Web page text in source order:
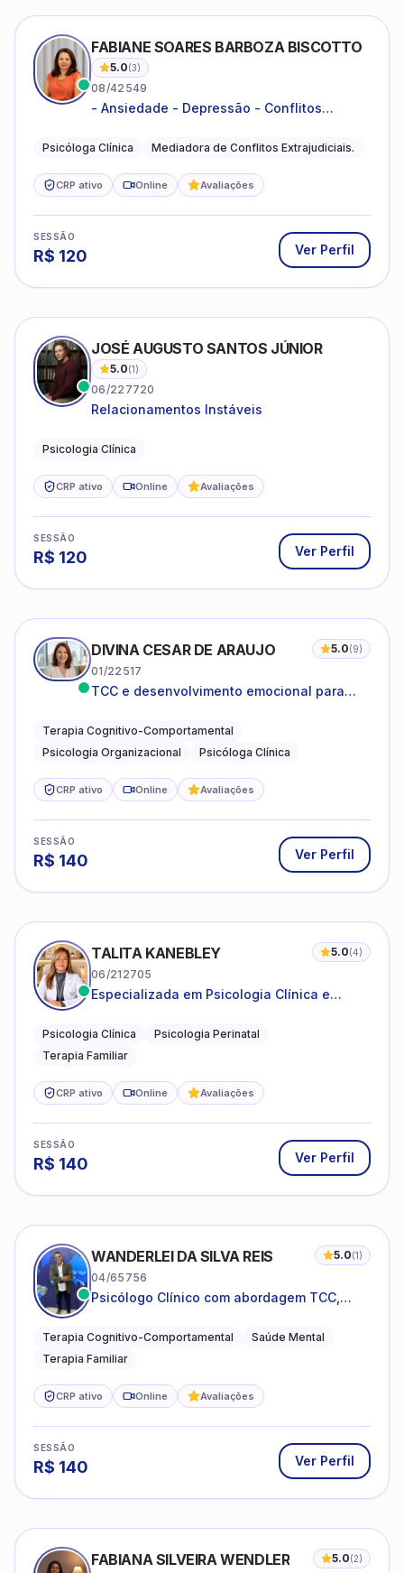
FABIANE SOARES BARBOZA BISCOTTO
5.0(3)
08/42549
- Ansiedade - Depressão - Conflitos
relacionamentos - Autoestima -
Psicóloga Clínica Mediadora de Conflitos Extrajudiciais.
CRP ativo Online Avaliações
SESSÃO
R$ 120 Ver Perfil
JOSÉ AUGUSTO SANTOS JÚNIOR
5.0(1)
06/227720
Relacionamentos Instáveis
Psicologia Clínica
CRP ativo Online Avaliações
SESSÃO
R$ 120 Ver Perfil
DIVINA CESAR DE ARAUJO 5.0(9)
01/22517
TCC e desenvolvimento emocional para
Terapia Cognitivo-Comportamental
Psicologia Organizacional
Psicóloga Clínica
CRP ativo Online Avaliações
SESSÃO
R$ 140 Ver Perfil
TALITA KANEBLEY 5.0(4)
06/212705
Especializada em Psicologia Clínica e
famílias
Psicologia Clínica
Psicologia Perinatal
Terapia Familiar
CRP ativo Online Avaliações
SESSÃO
R$ 140 Ver Perfil
WANDERLEI DA SILVA REIS 5.0(1)
04/65756
Psicólogo Clínico com abordagem TCC,
sistêmica
Terapia Cognitivo-Comportamental
Saúde Mental
Terapia Familiar
CRP ativo Online Avaliações
SESSÃO
R$ 140 Ver Perfil
FABIANA SILVEIRA WENDLER 5.0(2)